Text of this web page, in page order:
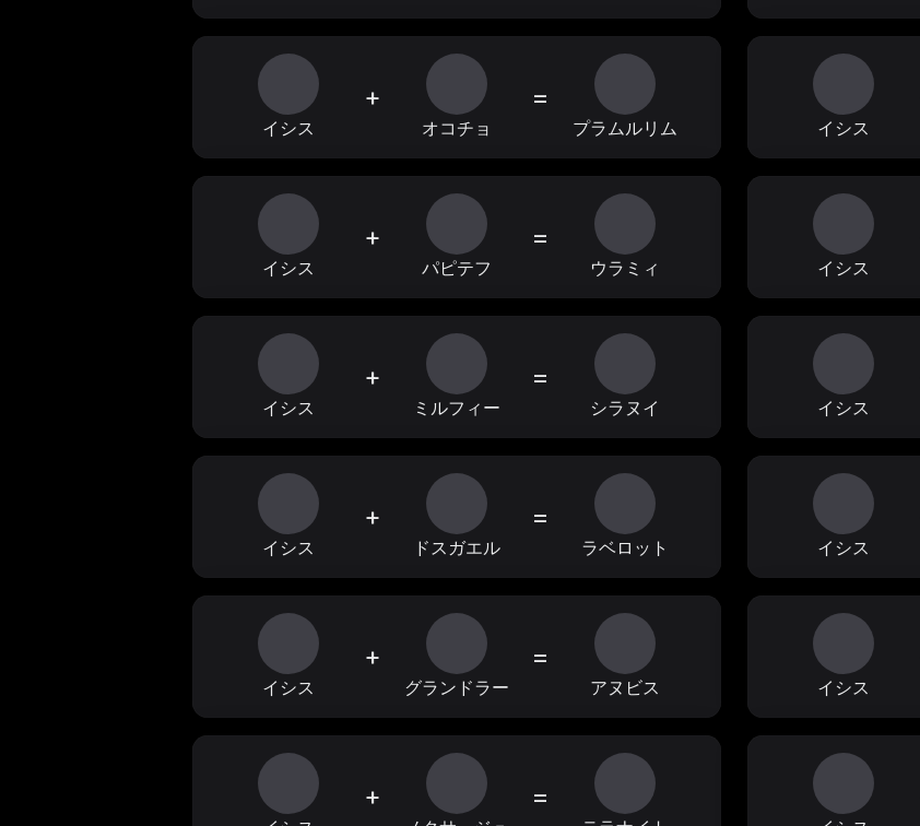
イシス
+
オコチョ
=
プラムルリム イシス
イシス
+
パピテフ
=
ウラミィ イシス
イシス
+
ミルフィー
=
シラヌイ イシス
イシス
+
ドスガエル
=
ラベロット イシス
イシス
+
グランドラー
=
アヌビス イシス
+ =